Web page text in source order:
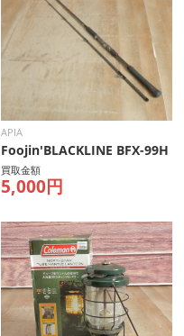
APIA
Foojin'BLACKLINE BFX-99H
買取金額
5,000円